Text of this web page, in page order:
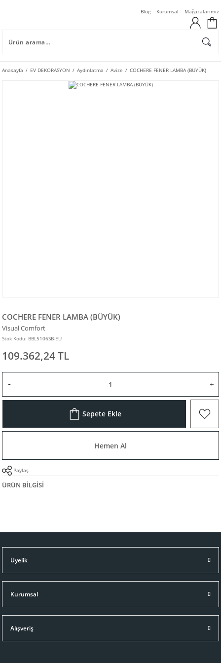
Blog Kurumsal Mağazalarımız
Anasayfa EV DEKORASYON Aydınlatma Avize COCHERE FENER LAMBA (BÜYÜK)
COCHERE FENER LAMBA (BÜYÜK)
Visual Comfort
Stok Kodu: BBL5106SB-EU
109.362,24 TL
Sepete Ekle
Hemen Al
Paylaş
ÜRÜN BILGISI
Üyelik
Kurumsal
Alışveriş